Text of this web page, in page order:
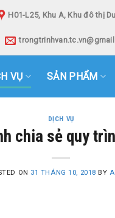
H01-L25, Khu A, Khu đô thị
VỤ SẢN PHẨM
DỊCH VỤ
chia sẻ quy
ON 31 THÁNG 10, 2018 BY